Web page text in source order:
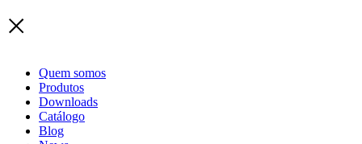
Quem somos
Produtos
Downloads
Catálogo
Blog